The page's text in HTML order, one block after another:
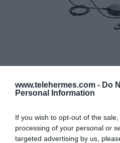
www.telehermes.com - Do
Personal Information
If you wish to opt-out of the
processing of your personal or
targeted advertising by us,
JABRA EVOLVE 20
USB-C/A
επαγγελματικό ακουστικό με
συνομιλίες όσο και για